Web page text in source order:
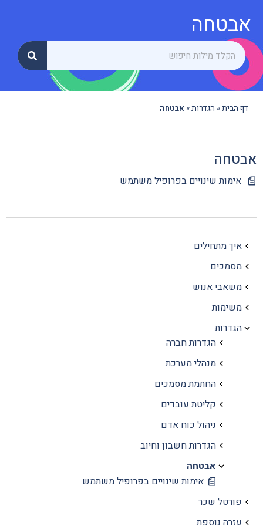
אבטחה
דף הבית» הגדרות»אבטחה
איך מתחילים
מסמכים
משאבי אנוש
משימות
הגדרות
הגדרות חברה
מנהלי מערכת
החתמת מסמכים
קליטת עובדים
ניהול כוח אדם
הגדרות חשבון וחיוב
אבטחה
אימות שינויים בפרופיל משתמש
פורטל שכר
עזרה נוספת
אבטחה
אימות שינויים בפרופיל משתמש